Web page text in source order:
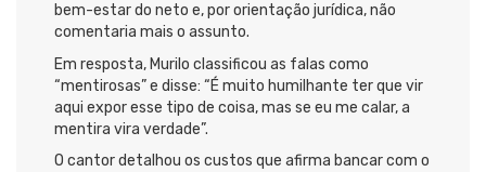
bem-estar do neto e, por orientação jurídica, não
comentaria mais o assunto.
Em resposta, Murilo classificou as falas como
“mentirosas” e disse: “É muito humilhante ter que vir
aqui expor esse tipo de coisa, mas se eu me calar, a
mentira vira verdade”.
O cantor detalhou os custos que afirma bancar com o